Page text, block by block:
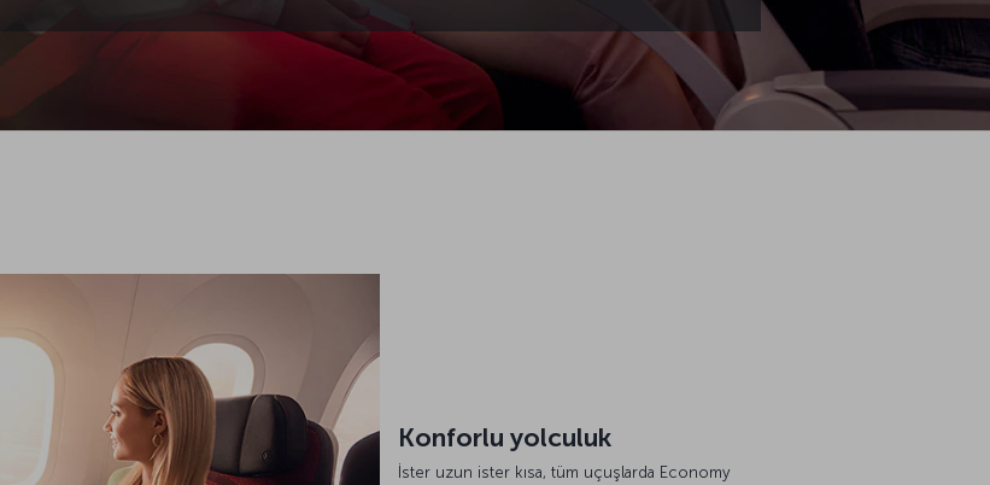
Konforlu yolculuk
İster uzun ister kısa, tüm uçuşlarda Economy